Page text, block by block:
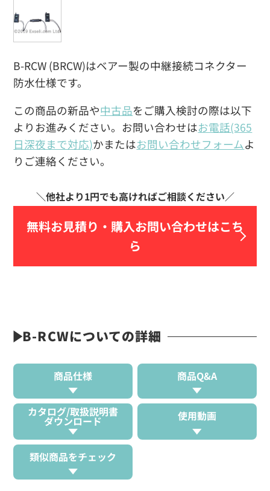
B-RCW (BRCW)はベアー製の中継接続コネクター
防水仕様です。
この商品の新品や中古品をご購入検討の際は以下
よりお進みください。お問い合わせはお電話(365
日深夜まで対応)かまたはお問い合わせフォームよ
りご連絡ください。
無料お見積り・ 購入お問い合わせはこち
ら
B-RCWについての詳細
商品仕様 商品Q&A
カタログ/取扱説明書
ダウンロード 使用動画
類似商品をチェック